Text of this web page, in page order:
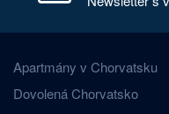
Apartmány v Chorvatsku
Dovolená Chorvatsko